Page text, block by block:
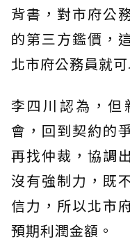
背書，對市府公
的第三方鑑價，
北市府公務員就
李四川認為，但
會，回到契約的
再找仲裁，協調
沒有強制力，既
信力，所以北市
預期利潤金額。